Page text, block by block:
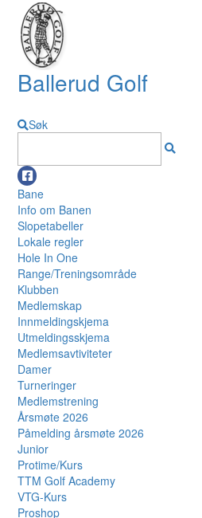
Ballerud Golf
Søk
Bane
Info om Banen
Slopetabeller
Lokale regler
Hole In One
Range/Treningsområde
Klubben
Medlemskap
Innmeldingskjema
Utmeldingsskjema
Medlemsavtiviteter
Damer
Turneringer
Medlemstrening
Årsmøte 2026
Påmelding årsmøte 2026
Junior
Protime/Kurs
TTM Golf Academy
VTG-Kurs
Proshop